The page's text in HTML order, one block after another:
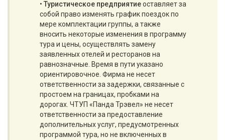
• Туристическое предприятиеоставляет за
собой право изменять график поездок по
мере комплектации группы, а также
вносить некоторые изменения в программу
тура и цены, осуществлять замену
заявленных отелей и ресторанов на
равнозначные. Время в пути указано
ориентировочное. Фирма не несет
ответственности за задержки, связанные с
простоем на границах, пробками на
дорогах. ЧТУП «Панда Трэвел» не несет
ответственности за предоставление
дополнительных услуг, предусмотренных
программой тура, но не включенных в